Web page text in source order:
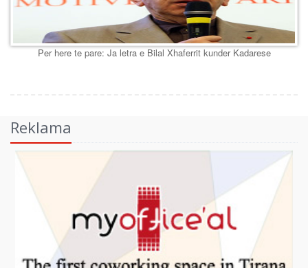
Per here te pare: Ja letra e Bilal Xhaferrit kunder Kadarese
Reklama